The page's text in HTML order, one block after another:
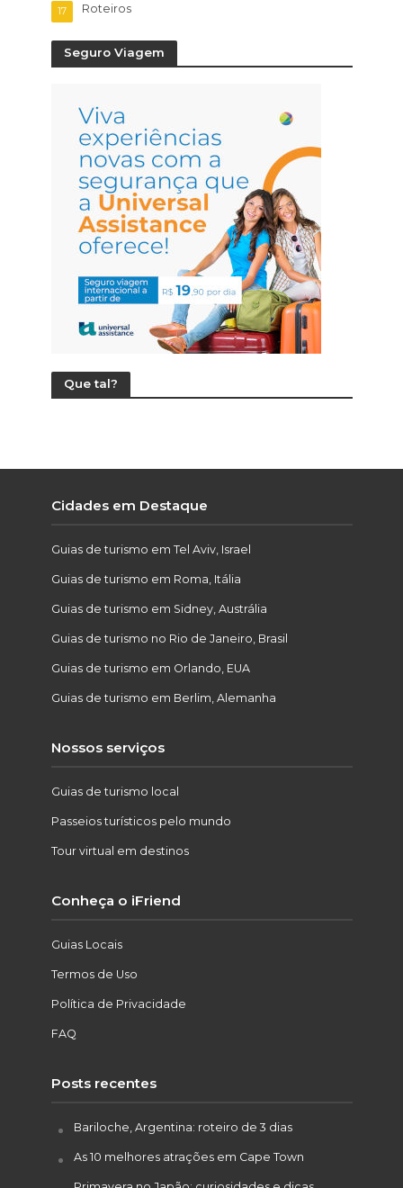
Roteiros
17
Seguro Viagem
Que tal?
Cidades em Destaque
Guias de turismo em Tel Aviv, Israel
Guias de turismo em Roma, Itália
Guias de turismo em Sidney, Austrália
Guias de turismo no Rio de Janeiro, Brasil
Guias de turismo em Orlando, EUA
Guias de turismo em Berlim, Alemanha
Nossos serviços
Guias de turismo local
Passeios turísticos pelo mundo
Tour virtual em destinos
Conheça o iFriend
Guias Locais
Termos de Uso
Política de Privacidade
FAQ
Posts recentes
Bariloche, Argentina: roteiro de 3 dias
As 10 melhores atrações em Cape Town